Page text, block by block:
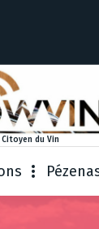
du Vin